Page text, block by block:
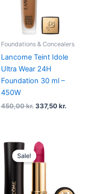
Foundations & Concealers
Lancome Teint Idole
Ultra Wear 24H
Foundation 30 ml –
450W
450,00kr. 337,50kr.
Sale!
Original
price
was: